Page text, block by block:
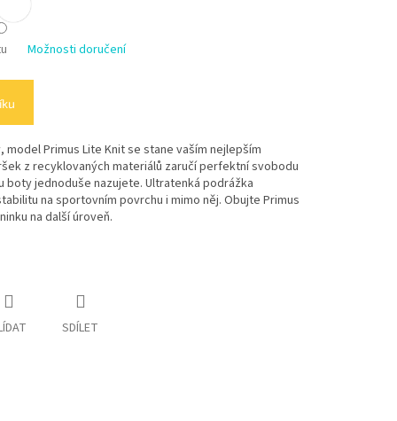
Možnosti doručení
Primus Lite Knit se stane vaším nejlepším
z recyklovaných materiálů zaručí perfektní svobodu
boty jednoduše nazujete. Ultratenká podrážka
na sportovním povrchu i mimo něj. Obujte Primus
na další úroveň.
SDÍLET